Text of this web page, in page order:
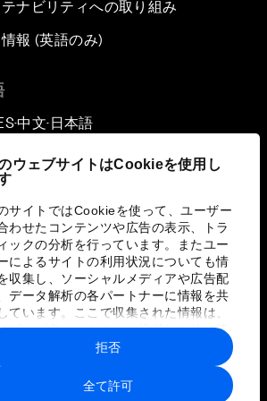
ウェブサイトはCookieを使用し
サイトではCookieを使って、ユーザー
わせたコンテンツや広告の表示、トラ
ックの分析を行っています。またユー
によるサイトの利用状況についても情
収集し、ソーシャルメディアや広告配
データ解析の各パートナーに情報を共
ています。ここで収集された情報は、
ザーが各パートナーに提供した他の情
各パートナーのサービスを使用した際
集された情報と組み合わされ、各パー
ーによって使用されることがありま
全て許可
拒否
ナビリティへの取り組み
報 (英語のみ)
▪中文▪ 日本語